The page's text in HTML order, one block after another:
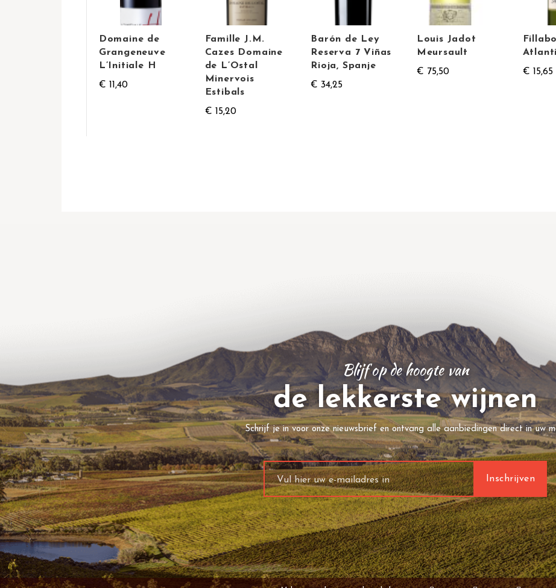
Domaine de
Grangeneuve
L’Initiale H
€ 11,40
Famille J.M.
Cazes Domaine
de L’Ostal
Minervois
Estibals
€ 15,20
Barón de Ley
Reserva 7 Viñas
Rioja, Spanje
€ 34,25
Louis Jadot
Meursault
€ 75,50
€ 15,65
Blijf op de hoogte van
de lekkerste wijnen
Schrijf je in voor onze nieuwsbrief en ontvang alle aanbiedingen direct in uw